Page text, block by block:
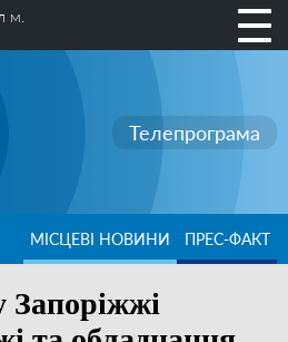
м.
Телепрограма
МІСЦЕВІ НОВИНИ ПРЕС-ФАКТ
Запоріжжі